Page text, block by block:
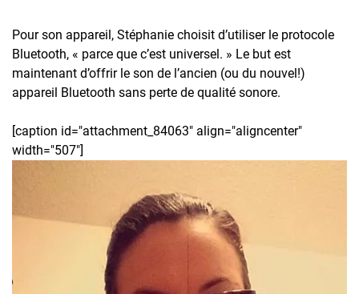
Pour son appareil, Stéphanie choisit d’utiliser le protocole
Bluetooth, « parce que c’est universel. » Le but est
maintenant d’offrir le son de l’ancien (ou du nouvel!)
appareil Bluetooth sans perte de qualité sonore.
[caption id="attachment_84063" align="aligncenter"
width="507"]